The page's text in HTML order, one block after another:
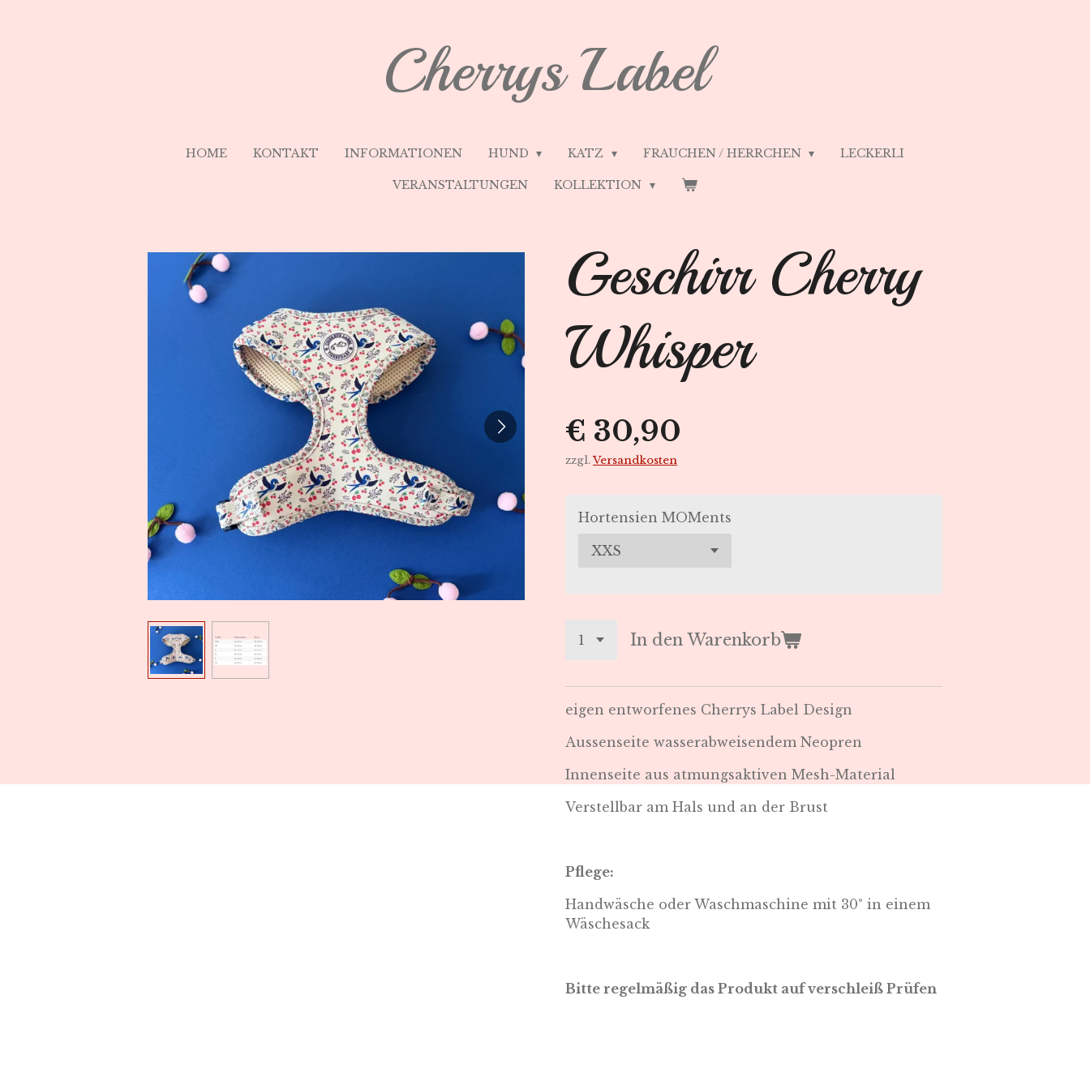
Cherrys Label
HOME KONTAKT INFORMATIONEN HUND KATZ FRAUCHEN / HERRCHEN LECKERLI
VERANSTALTUNGEN KOLLEKTION
Geschirr Cherry
Whisper
€ 30,90
zzgl.Versandkosten
Hortensien MOMents
In den Warenkorb
eigen entworfenes Cherrys Label Design
Aussenseite wasserabweisendem Neopren
Innenseite aus atmungsaktiven Mesh-Material
Verstellbar am Hals und an der Brust
Pflege:
Handwäsche oder Waschmaschine mit 30° in einem
Wäschesack
Bitte regelmäßig das Produkt auf verschleiß Prüfen